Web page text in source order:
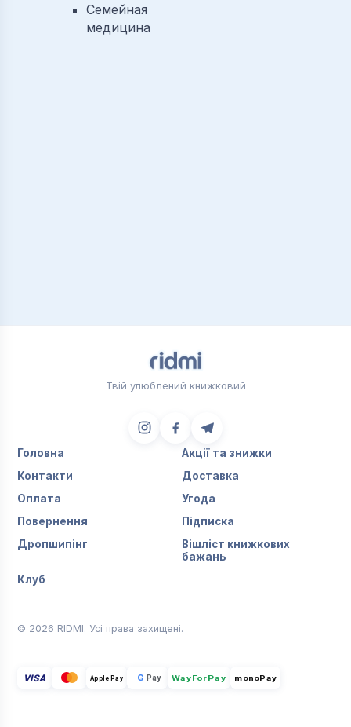
Семейная
медицина
Твій улюблений книжковий
Головна
Акції та знижки
Контакти
Доставка
Оплата
Угода
Повернення
Підписка
Дропшипінг
Вішліст книжкових
бажань
Клуб
© 2026 RIDMI. Усі права захищені.
VISA Apple Pay G Pay WayForPay monoPay